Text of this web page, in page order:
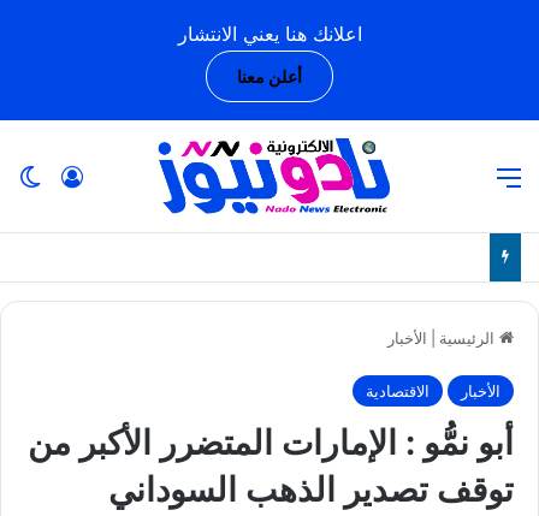
اعلانك هنا يعني الانتشار
أعلن معنا
الرئيسية الأخبار
الأخبار الاقتصادية
أبو نمُّو : الإمارات المتضرر الأكبر من
توقف تصدير الذهب السوداني